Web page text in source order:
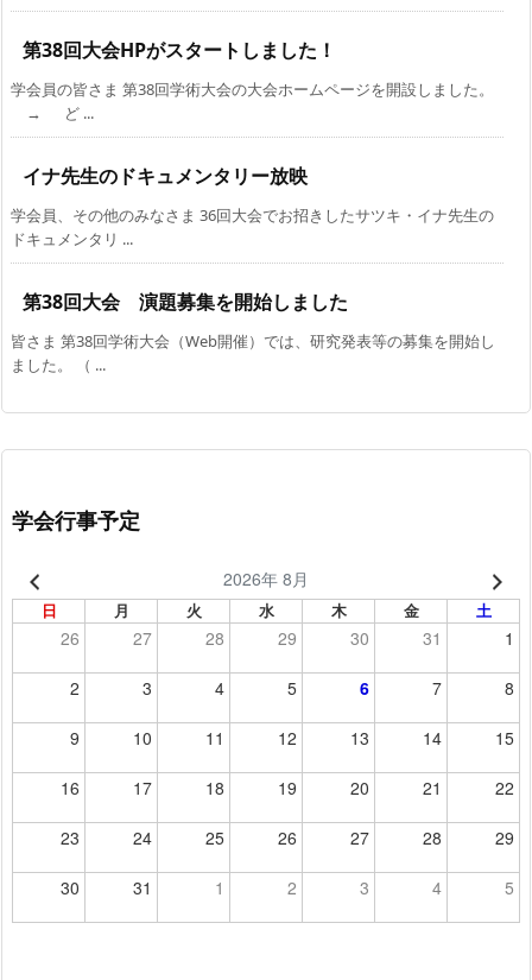
第38回大会HPがスタートしました！
学会員の皆さま 第38回学術大会の大会ホームページを開設しました。
→ ど ...
イナ先生のドキュメンタリー放映
学会員、その他のみなさま 36回大会でお招きしたサツキ・イナ先生の
ドキュメンタリ ...
第38回大会 演題募集を開始しました
皆さま 第38回学術大会（Web開催）では、研究発表等の募集を開始し
ました。 （ ...
学会行事予定
2026年 8月
日 月 火 水 木 金 土
26 27 28 29 30 31 1
2 3 4 5 6 7 8
9 10 11 12 13 14 15
16 17 18 19 20 21 22
23 24 25 26 27 28 29
30 31 1 2 3 4 5